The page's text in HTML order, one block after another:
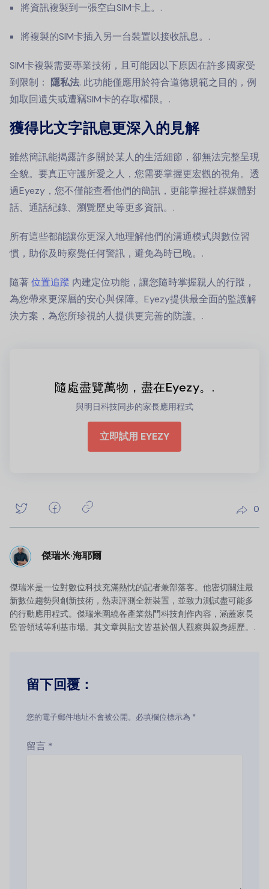
將資訊複製到一張空白SIM卡上。.
將複製的SIM卡插入另一台裝置以接收訊息。.
SIM卡複製需要專業技術，且可能因以下原因在許多國家受
到限制： 隱私法. 此功能僅應用於符合道德規範之目的，例
如取回遺失或遭竊SIM卡的存取權限。.
獲得比文字訊息更深入的見解
雖然簡訊能揭露許多關於某人的生活細節，卻無法完整呈現
全貌。要真正守護所愛之人，您需要掌握更宏觀的視角。透
過Eyezy，您不僅能查看他們的簡訊，更能掌握社群媒體對
話、通話紀錄、瀏覽歷史等更多資訊。.
所有這些都能讓你更深入地理解他們的溝通模式與數位習
慣，助你及時察覺任何警訊，避免為時已晚。.
隨著位置追蹤 內建定位功能，讓您隨時掌握親人的行蹤，
為您帶來更深層的安心與保障。Eyezy提供最全面的監護解
決方案，為您所珍視的人提供更完善的防護。.
隨處盡覽萬物，盡在Eyezy。.
與明日科技同步的家長應用程式
立即試用 EYEZY
0
傑瑞米·海耶爾
傑瑞米是一位對數位科技充滿熱忱的記者兼部落客。他密切關注最
新數位趨勢與創新技術，熱衷評測全新裝置，並致力測試盡可能多
的行動應用程式。傑瑞米圍繞各產業熱門科技創作內容，涵蓋家長
監管領域等利基市場。其文章與貼文皆基於個人觀察與親身經歷。.
留下回覆：
您的電子郵件地址不會被公開。必填欄位標示為 *
留言 *